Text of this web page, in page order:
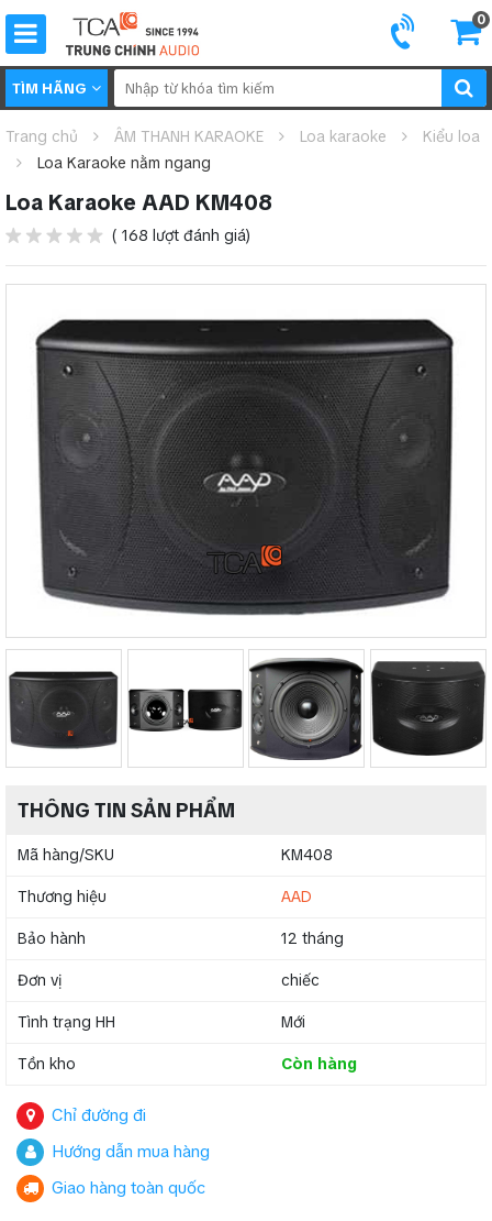
0
TÌM HÃNG
Trang chủ ÂM THANH KARAOKE Loa karaoke
Kiểu loa
Loa Karaoke nằm ngang
Loa Karaoke AAD KM408
( 168 lượt đánh giá)
THÔNG TIN SẢN PHẨM
Mã hàng/SKU KM408
Thương hiệu AAD
Bảo hành 12 tháng
Đơn vị chiếc
Tình trạng HH Mới
Tồn kho Còn hàng
Chỉ đường đi
Hướng dẫn mua hàng
Giao hàng toàn quốc